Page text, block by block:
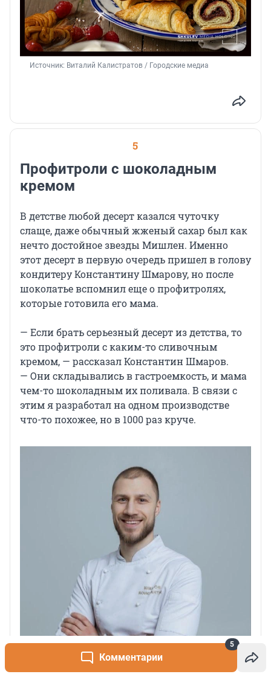
Комментарии
5
Источник: Виталий Калистратов / Городские медиа
5
Профитроли с шоколадным
кремом
В детстве любой десерт казался чуточку
слаще, даже обычный жженый сахар был как
нечто достойное звезды Мишлен. Именно
этот десерт в первую очередь пришел в голову
кондитеру Константину Шмарову, но после
шоколатье вспомнил еще о профитролях,
которые готовила его мама.
— Если брать серьезный десерт из детства, то
это профитроли с каким-то сливочным
кремом, — рассказал Константин Шмаров.
— Они складывались в гастроемкость, и мама
чем-то шоколадным их поливала. В связи с
этим я разработал на одном производстве
что-то похожее, но в 1000 раз круче.